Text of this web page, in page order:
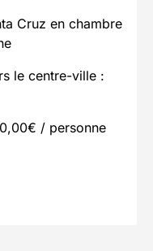
Cruz en chambre
le centre-ville :
/ personne